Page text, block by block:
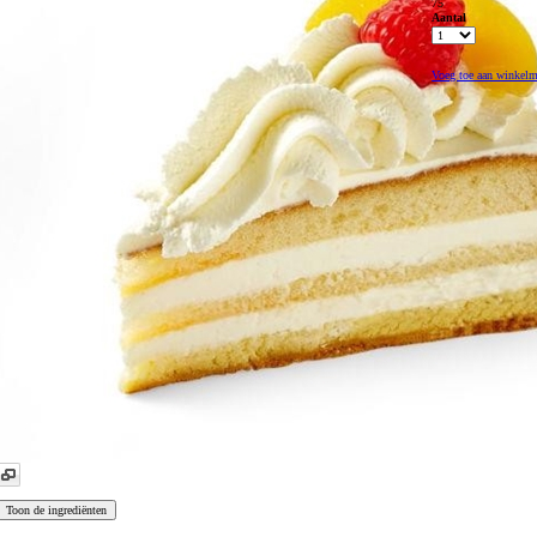
Aantal
Voeg toe aan